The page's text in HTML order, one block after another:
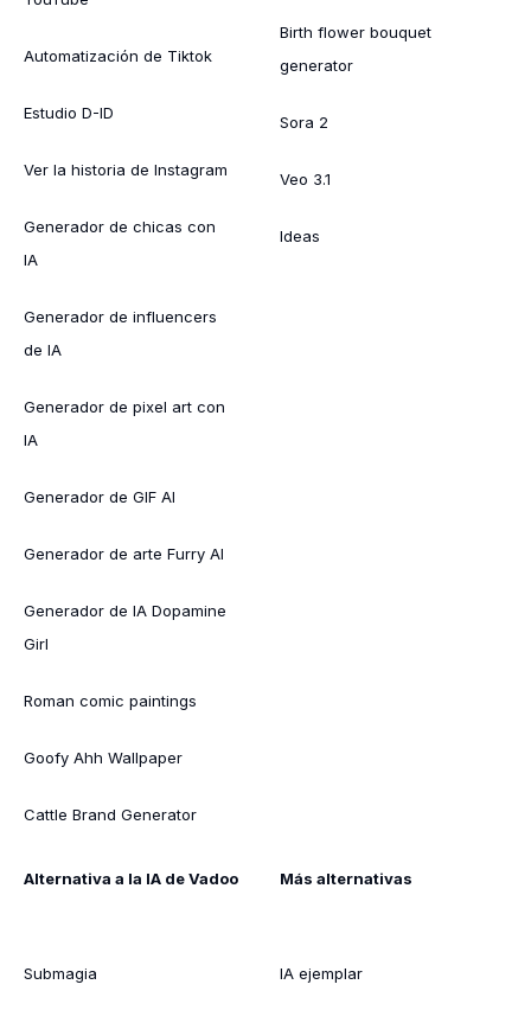
Automatización de Tiktok
Estudio D-ID
Ver la historia de Instagram
Generador de chicas con
IA
Generador de influencers
de IA
Generador de pixel art con
IA
Generador de GIF AI
Generador de arte Furry AI
Generador de IA Dopamine
Girl
Roman comic paintings
Goofy Ahh Wallpaper
Cattle Brand Generator
Birth flower bouquet
generator
Sora 2
Veo 3.1
Ideas
Alternativa a la IA de Vadoo
Submagia
Más alternativas
IA ejemplar